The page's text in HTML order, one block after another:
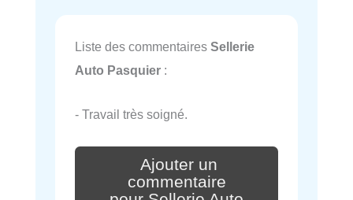
Liste des commentaires Sellerie
Auto Pasquier :
- Travail très soigné.
Ajouter un
commentaire